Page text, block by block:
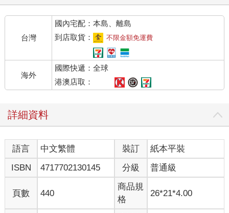
台灣
國內宅配：本島、離島
到店取貨：
不限金額免運費
海外
國際快遞：全球
港澳店取：
詳細資料
語言 中文繁體 裝訂
紙本平裝
ISBN
4717702130145 分級 普通級
頁數 440
商品規
格
26*21*4.00